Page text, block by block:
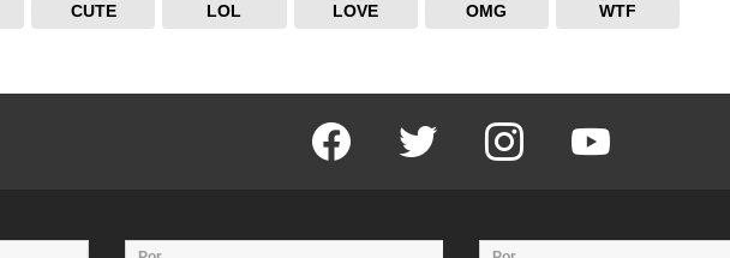
CUTE LOL LOVE OMG WTF
facebook twitter instagram youtube